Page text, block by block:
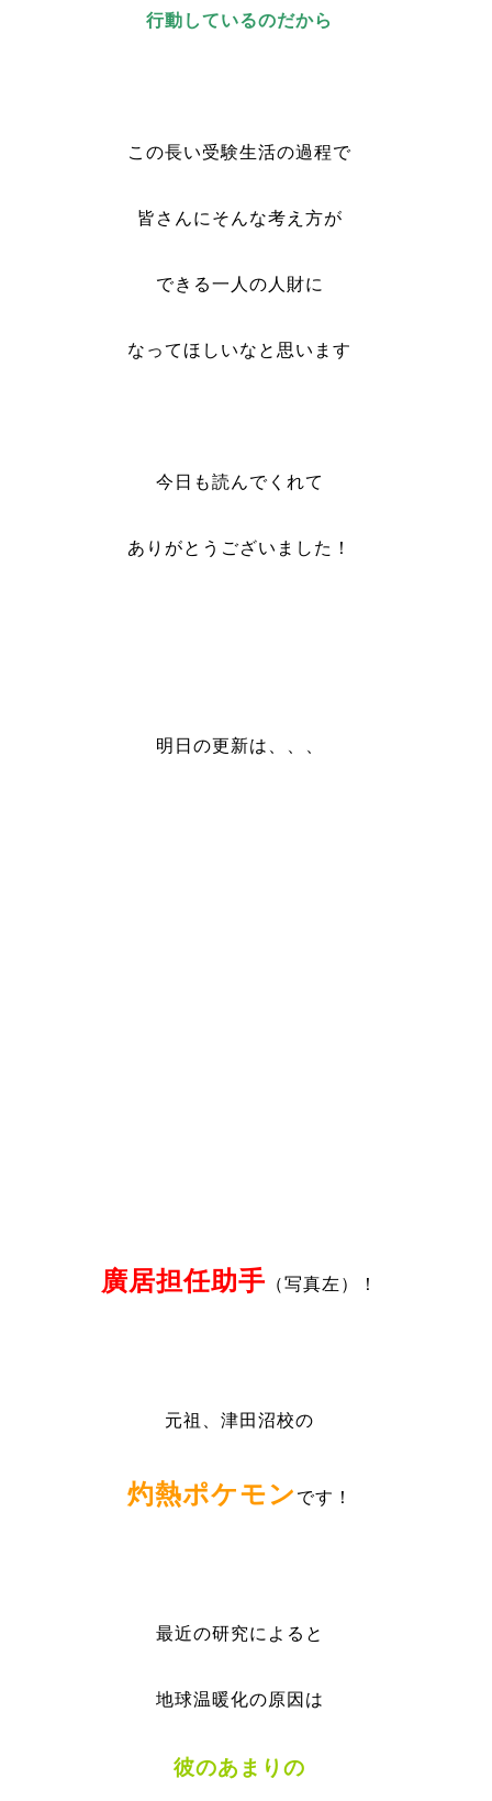
行動しているのだから
この長い受験生活の過程で
皆さんにそんな考え方が
できる一人の人財に
なってほしいなと思います
今日も読んでくれて
ありがとうございました！
明日の更新は、、、
廣居担任助手 （写真左）！
元祖、津田沼校の
灼熱ポケモン です！
最近の研究によると
地球温暖化の原因は
彼のあまりの